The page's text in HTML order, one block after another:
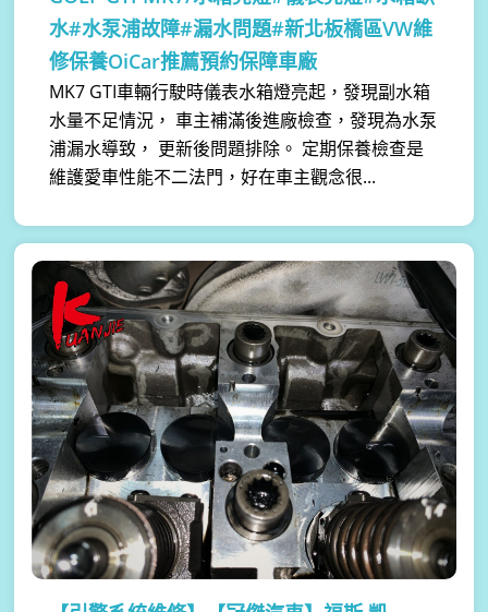
水#水泵浦故障#漏水問題#新北板橋區VW維
修保養OiCar推薦預約保障車廠
MK7 GTI車輛行駛時儀表水箱燈亮起，發現副水箱
水量不足情況， 車主補滿後進廠檢查，發現為水泵
浦漏水導致， 更新後問題排除。 定期保養檢查是
維護愛車性能不二法門，好在車主觀念很...